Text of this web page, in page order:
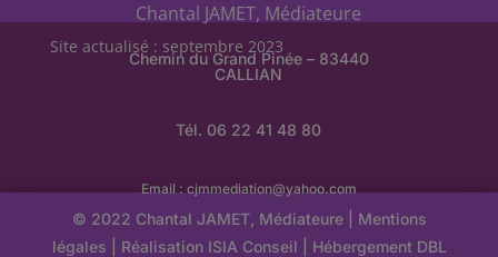
Chantal JAMET, Médiateure
Site actualisé : septembre 2023
Chemin du Grand Pinée – 83440
CALLIAN
Tél. 06 22 41 48 80
Email :cjmmediation@yahoo.com
© 2022 Chantal JAMET, Médiateure | Mentions
légales | Réalisation ISIA Conseil Hébergement DBL